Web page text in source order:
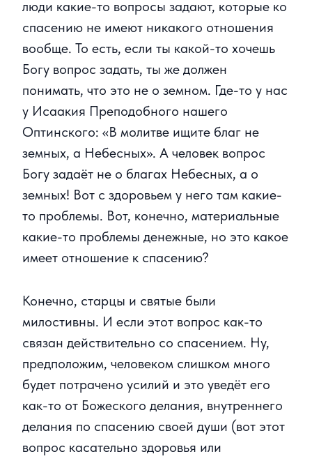
люди какие-то вопросы задают, которые ко
спасению не имеют никакого отношения
вообще. То есть, если ты какой-то хочешь
Богу вопрос задать, ты же должен
понимать, что это не о земном. Где-то у нас
у Исаакия Преподобного нашего
Оптинского: «В молитве ищите благ не
земных, а Небесных». А человек вопрос
Богу задаёт не о благах Небесных, а о
земных! Вот с здоровьем у него там какие-
то проблемы. Вот, конечно, материальные
какие-то проблемы денежные, но это какое
имеет отношение к спасению?
Конечно, старцы и святые были
милостивны. И если этот вопрос как-то
связан действительно со спасением. Ну,
предположим, человеком слишком много
будет потрачено усилий и это уведёт его
как-то от Божеского делания, внутреннего
делания по спасению своей души (вот этот
вопрос касательно здоровья или